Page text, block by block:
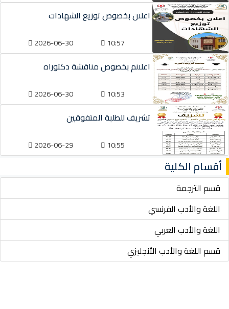
اعلان بخصوص توزيع الشهادات
10:57
2026-06-30
اعلانم بخصوص مناقشة دكتوراه
10:53
2026-06-30
تشريف للطلبة المتفوقين
10:55
2026-06-29
أقسام الكلية
قسم الترجمة
اللغة والأدب الفرنسي
اللغة والأدب العربي
قسم اللغة والأدب الأنجليزي